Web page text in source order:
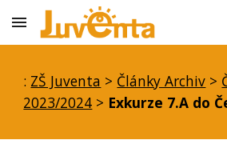
Skip to main content
: ZŠ Juventa > Články Archiv >
2023/2024 > Exkurze 7.A do